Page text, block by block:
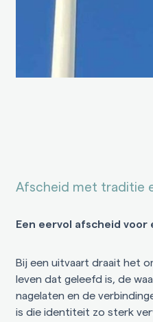
Afscheid met traditie
Een eervol afscheid voor
Bij een uitvaart draait het
leven dat geleefd is, de
nagelaten en de
is die identiteit zo sterk